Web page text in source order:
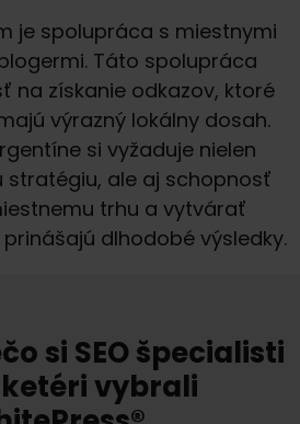
je spolupráca s miestnymi
Táto spolupráca
na získanie odkazov, ktoré
výrazný lokálny dosah.
si vyžaduje nielen
stratégiu, ale aj schopnosť
trhu a vytvárať
dlhodobé výsledky.
si SEO špecialisti
vybrali